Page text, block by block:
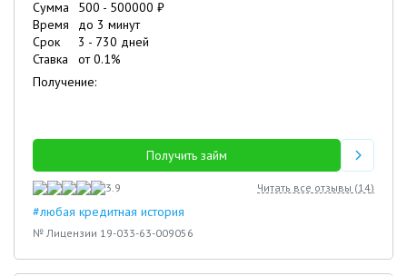
Сумма 500 - 500000 ₽
Время
до 3 минут
Срок
3 - 730 дней
Ставка
от0.1%
Получение:
Получить займ
3.9 Читать все отзывы (14)
#любая кредитная история
№ Лицензии 19-033-63-009056